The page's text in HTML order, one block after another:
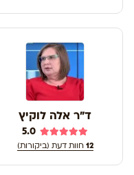
ד"ר אלה לוקיץ
5.0
12 חוות דעת (ביקורות)